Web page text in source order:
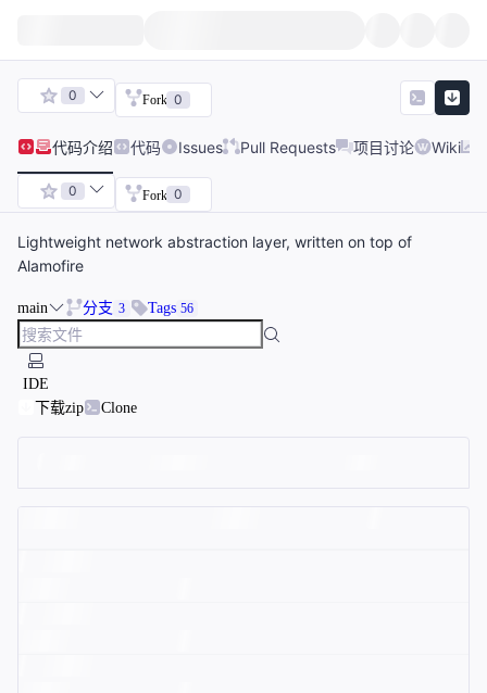
0 Fork 0
代码介绍 代码 Issues Pull Requests 项目讨论 Wiki
0 Fork 0
Lightweight network abstraction layer, written on top of
Alamofire
main 分支 3 Tags 56
IDE
下载zip
Clone